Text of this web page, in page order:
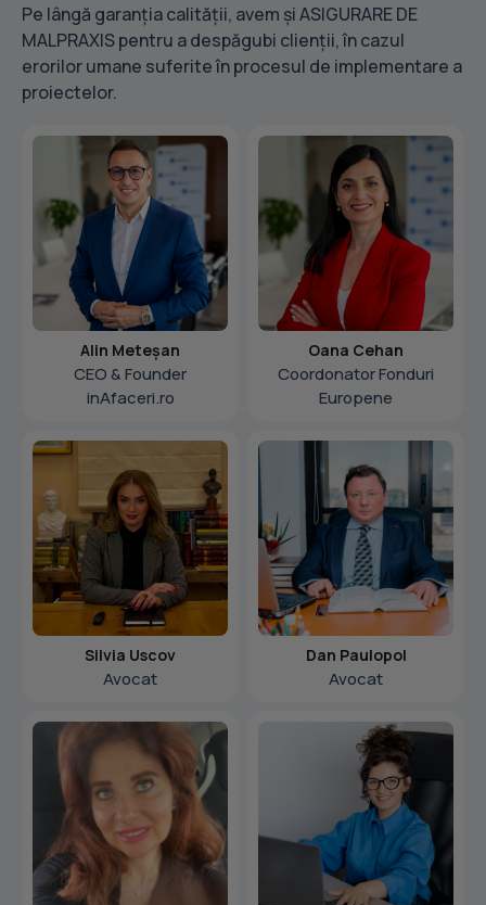
Pe lângă garanția calității, avem și ASIGURARE DE
MALPRAXIS pentru a despăgubi clienții, în cazul
erorilor umane suferite în procesul de implementare a
proiectelor.
Alin Meteșan
CEO & Founder
inAfaceri.ro
Oana Cehan
Coordonator Fonduri
Europene
Silvia Uscov
Avocat
Dan Paulopol
Avocat